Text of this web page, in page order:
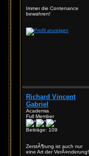
Immer die Contenance
bewahren!
Richard Vincent
Gabriel
Academia
Full Member
Beiträge: 109
ZerstÃ¶rung ist auch nur
eine Art der VerÃ¤nderung!